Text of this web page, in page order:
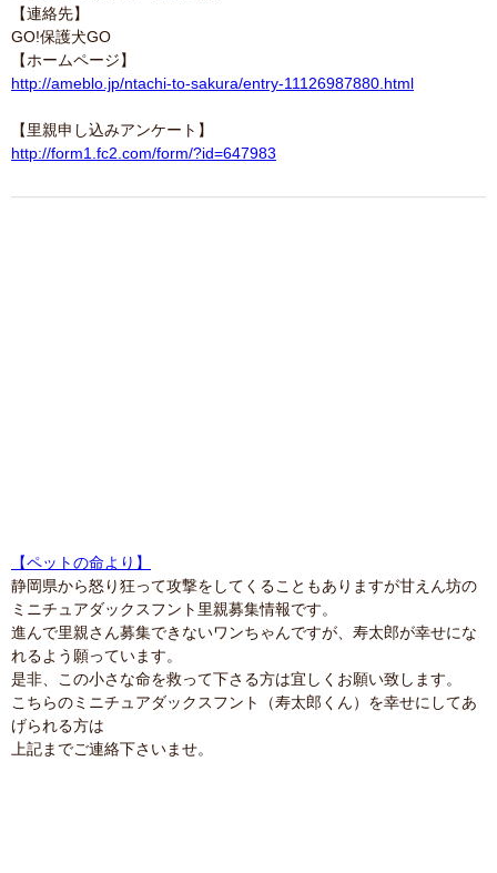
【連絡先】
GO!保護犬GO
【ホームページ】
http://ameblo.jp/ntachi-to-sakura/entry-11126987880.html
【里親申し込みアンケート】
http://form1.fc2.com/form/?id=647983
【ペットの命より】
静岡県から怒り狂って攻撃をしてくることもありますが甘えん坊の
ミニチュアダックスフント里親募集情報です。
進んで里親さん募集できないワンちゃんですが、寿太郎が幸せにな
れるよう願っています。
是非、この小さな命を救って下さる方は宜しくお願い致します。
こちらのミニチュアダックスフント（寿太郎くん）を幸せにしてあ
げられる方は
上記までご連絡下さいませ。